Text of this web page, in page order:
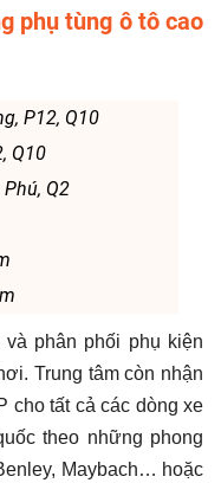
phụ tùng ô tô cao
P12, Q10
Q10
Q2
phân phối phụ kiện
Trung tâm còn nhận
cho tất cả các dòng xe
theo những phong
Maybach… hoặc